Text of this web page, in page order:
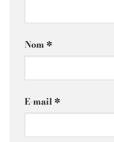
Nom*
E-mail*